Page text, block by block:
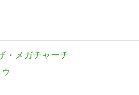
・メガチャーチ